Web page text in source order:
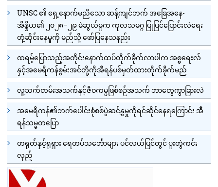
UNSC ၏ ရှေ့နောက်မညီသော ဆန့်ကျင်ဘက် အခြေအနေ-
အိန္ဒိယ၏ ၂၀၂၈–၂၉ မဲဆွယ်မှုက ကုလသမဂ္ဂ ပြုပြင်ပြောင်းလဲရေး
တုံ့ဆိုင်းနေမှုကို မည်သို့ ဖော်ပြနေသနည်း
ထရမ့်ပြောသည့်အတိုင်းနောက်ထပ်တိုက်ခိုက်လာပါက အစ္စရေးလ်
နှင့်အမေရိကန်စွမ်းအင်တို့ကိုအီရန်ပစ်မှတ်ထားတိုက်ခိုက်မည်
လူ့သက်တမ်းအသက်နှင့်ဇီဝကမ္မဖြစ်စဉ်အသက် ဘာတွေကွာခြားလဲ
အမေရိကန်၏ဘက်ပေါင်းစုံစစ်ပွဲဆင်နွှမှုကိုရင်ဆိုင်နေရကြောင်း အီ
ရန်သမ္မတပြော
တရုတ်နှင့်ရုရှား ရေတပ်သင်္ဘောများ ပင်လယ်ပြင်တွင် ပူးတွဲကင်း
လှည့်